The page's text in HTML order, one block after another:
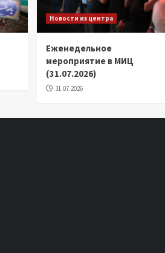
Новости из центра
Еженедельное
мероприятие в МИЦ
(31.07.2026)
31.07.2026